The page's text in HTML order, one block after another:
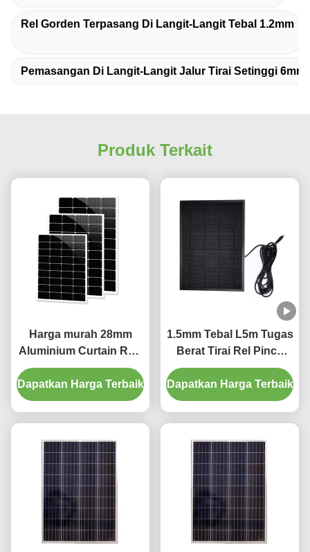
taking the time to set it up properly!""The Pico 4's
finding that sweet spot makes all the difference.
adjustment is smooth, and finding that sweet spot
Rel Gorden Terpasang Di Langit-Langit Tebal 1.2mm
Pemasangan Di Langit-Langit Jalur Tirai Setinggi 6mm
Produk Terkait
Harga murah 28mm
Aluminium Curtain Rod
1.2mm ketebalan
dengan plastik final
Dapatkan Harga Terbaik
1.5mm Tebal L5m Tugas
Berat Tirai Rel Pinch
Pleat Curtain Track
Dapatkan Harga Terbaik